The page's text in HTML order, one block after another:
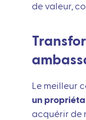
de valeur,
Le meilleur
un
acquérir de